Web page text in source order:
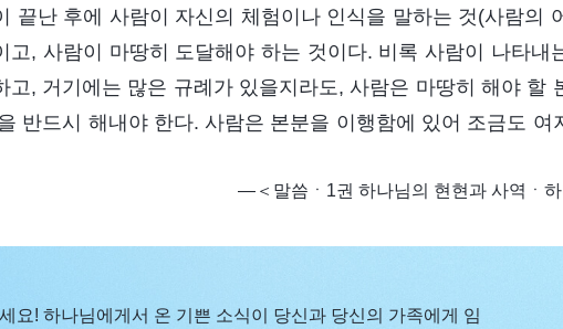
끝난 후에 사람이 자신의 체험이나 인식을 말하는 것(사람의
고, 사람이 마땅히 도달해야 하는 것이다. 비록 사람이 나타내
고, 거기에는 많은 규례가 있을지라도, 사람은 마땅히 해야 할
반드시 해내야 한다. 사람은 본분을 이행함에 있어 조금도
―＜말씀ㆍ1권 하나님의 현현과 사역ㆍ
요! 하나님에게서 온 기쁜 소식이 당신과 당신의 가족에게 임